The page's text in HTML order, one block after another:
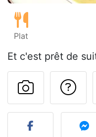
Plat
Et c'est prêt de
Publier